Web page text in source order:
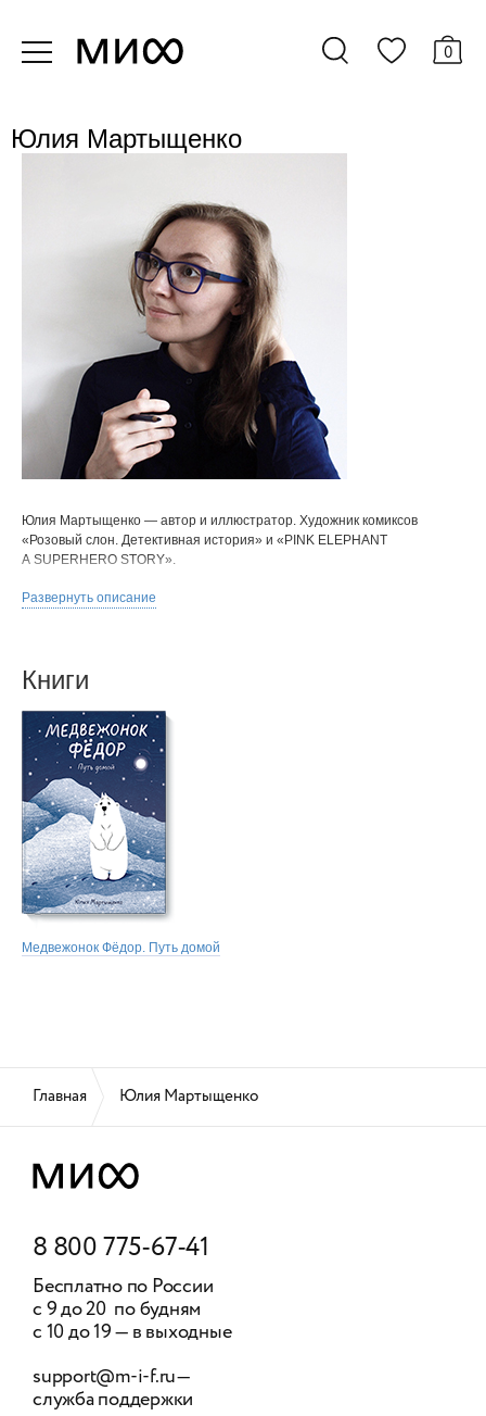
0
Юлия Мартыщенко
Юлия Мартыщенко — автор и иллюстратор. Художник комиксов
«Розовый слон. Детективная история» и «PINK ELEPHANT
A SUPERHERO STORY».
а также других фестивалей.
плюс цветные карандаши.
Развернуть описание
Книги
Медвежонок Фёдор. Путь домой
Главная Юлия Мартыщенко
8 800 775-67-41
Бесплатно по России
с 9 до 20 по будням
с 10 до 19 — в выходные
support@m-i-f.ru—
служба поддержки